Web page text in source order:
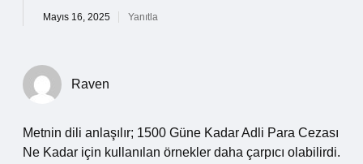
Mayıs 16, 2025 Yanıtla
Raven
Metnin dili anlaşılır; 1500 Güne Kadar Adli Para Cezası
Ne Kadar için kullanılan örnekler daha çarpıcı olabilirdi.